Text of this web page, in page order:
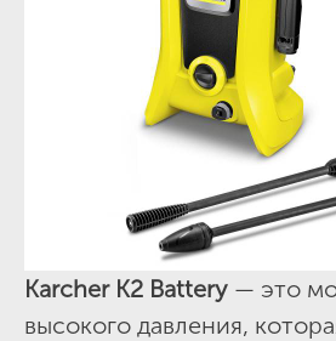
Karcher K2 Battery — это
высокого давления,